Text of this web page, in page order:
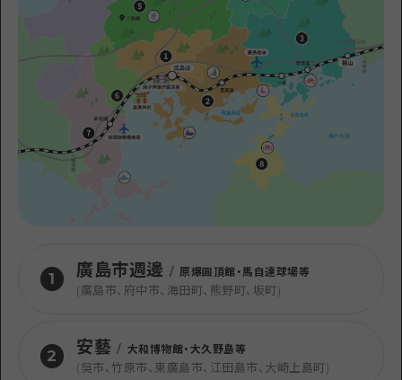
1 廣島市週邊 / 原爆圓頂館・馬自達球場等
(廣島市、府中市、海田町、熊野町、坂町)
2 安藝 / 大和博物館・大久野島等
(吳市、竹原市、東廣島市、江田島市、大崎上島町)